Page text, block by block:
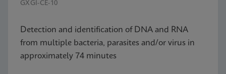
GXGI-CE-10
Detection and identification of DNA and RNA
from multiple bacteria, parasites and/or virus in
approximately 74 minutes